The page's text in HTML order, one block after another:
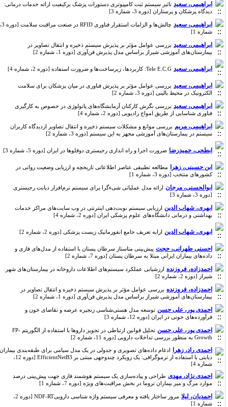
ابراهیمی، سعید تاثیر سیستم ثبت کامپیوتری دستورات پزشک برکیفیت ارائه خدمات درمانی:
دیدگاه پزشکان و پرستاران [دوره 3، شماره 3]
ابراهیمی، سعید
چالش‌ها و الزامات استقرار فناوری RFID در صنعت مراقبت سلامت [دوره 3،
شماره 1]
ابراهیمی، سعید بررسی عوامل مؤثر بر پذیرش سیستم ذخیره و انتقال تصاویر در
بیمارستان‌های آموزشی شیراز براساس مدل پذیرش فن‌آوری [دوره 1، شماره 2]
ابراهیمی، سعید Tele E.C.G: کاربردها، زیرساخت‌ها و ضرورت استفاده [دوره 2، شماره 4]
ابراهیمی، سعید بررسی عوامل مؤثر بر پذیرش فناوری در میان پزشکان برای سلامت
الکترونیک در محیط بالینی [دوره 3، شماره 2]
ابراهیمی، سعید بررسی نگرش کارکنان آزمایشگاه‌های پاتولوژی در خصوص به کارگیری
فناوری شناسایی از طریق امواج رادیویی [دوره 2، شماره 4]
ابراهیمی، مریم بررسی موانع و مشکلات سیستم ذخیره و انتقال تصاویر ازدیدگاه کاربران
سیستم در بیمارستان‌های آموزشی مجهز به این سیستم [دوره 3، شماره 2]
ابطحی، حمیدرضا ضرورت اجرا و راه اندازی رجیستری دوقلوها در ایران [دوره 5، شماره 3]
ابن حسینی، زهرا
مطالعه تطبیقی عناصر اطلاعاتی تاریخچه و ارزیابی وضعیت روانی در
کشورهای منتخب [دوره 3، شماره 1]
ابوالحسنی، مرجان ارائه مدل عملیاتی شی‌ءگرا برای سیستم نرم‌افزار دیابت رجیستری
[دوره 3، شماره 3]
ابهری، شهاب الدین ارزیابی سیستم نوبت‌دهی اینترنتی در وب سایت‌های مراکز خدمات
بهداشتی و درمانی دانشگاه‌های علوم پزشکی ایران [دوره 2، شماره 4]
ابهری، شهاب الدین ارایه تعریف جامع انفورماتیک زیست پزشکی [دوره 2، شماره 2]
احسنی طهرانی، حجت پیش‌بینی متاستاز سرطان پستان با استفاده از مدل‌های فازی و
داده‌های بیماران ایرانی مبتلا به سرطان پستان [دوره 7، شماره 2]
احمدزاده، فروزنده ارزشیابی عملکرد سیستم‌های اطلاعات داروخانه در بیمارستان‌های شهر
شیراز [دوره 2، شماره 2]
احمدزاده، فروزنده بررسی عوامل مؤثر بر پذیرش سیستم ذخیره و انتقال تصاویر در
بیمارستان‌های آموزشی شیراز براساس مدل پذیرش فن‌آوری [دوره 1، شماره 2]
احمدی پور، علی حسن توسعه مدل هستی‌شناسی زنجیره عرضه و تقاضای خون و
فرآورده‌های خونی در ایران [دوره 12، شماره 3]
احمدی پور، علی حسن
تحلیل قوانین ارتباطی در تجویز داروها با استفاده از الگوریتم FP-
Growth به منظور بررسی تداخلات دارویی [دوره 11، شماره 2]
احمدی راد، زهرا
ادغام داده‌های تصویری و جدولی در یک مدل سیامی برای طبقه‌بندی بیماران
دیابتی با استفاده از ترموگرافی: یک رویکرد چندوجهی مبتنی بر EfficientNetB3 [دوره 12،
شماره 4]
احمدی نژاد، مهدی طراحی و پیاده‌سازی یک سیستم هوشمند فازی جهت پیش‌بینی درصد
موارد مرگ و میر بیماران تروما در بخش مراقبت‌های ویژه [دوره 7، شماره 1]
احمدیان، لیلا
مرور ساختار یافته و معرفی سیستم واژه شناسی داروییNDF-RT [دوره 2،
شماره 1]